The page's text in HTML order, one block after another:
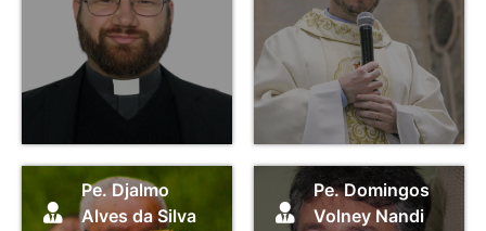
Pe. Djalmo
Alves da Silva
Pe. Domingos
Volney Nandi